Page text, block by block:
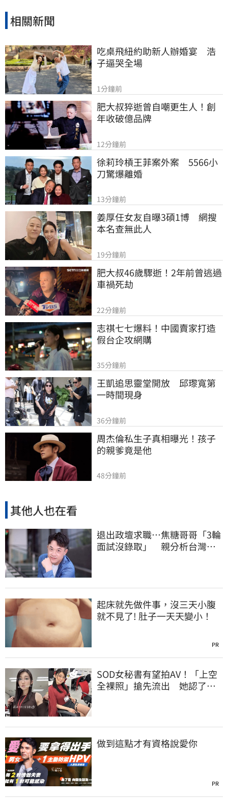
相關新聞
吃桌飛紐約助新人辦婚宴　浩
子逼哭全場
1分鐘前
肥大叔猝逝曾自嘲更生人！創
年收破億品牌
12分鐘前
徐莉玲槓王菲案外案　5566小
刀驚爆離婚
13分鐘前
姜厚任女友自曝3碩1博　網搜
本名查無此人
19分鐘前
肥大叔46歲驟逝！2年前曾逃過
車禍死劫
22分鐘前
志祺七七爆料！中國賣家打造
假台企攻網購
35分鐘前
王凱追思靈堂開放　邱瓈寬第
一時間現身
36分鐘前
周杰倫私生子真相曝光！孩子
的親爹竟是他
48分鐘前
其他人也在看
退出政壇求職…焦糖哥哥「3輪
面試沒錄取」 親分析台灣職
起床就先做件事，沒三天小腹
就不見了! 肚子一天天變小！
PR
SOD女秘書有望拍AV！「上空
全裸照」搶先流出 她認了：
做到這點才有資格說愛你
PR